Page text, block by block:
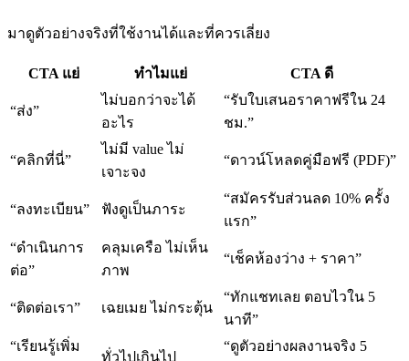
มาดูตัวอย่างจริงที่ใช้งานได้และที่ควรเลี่ยง
CTA แย่ ทำไมแย่ CTA ดี
“ส่ง”
ไม่บอกว่าจะได้
อะไร
“รับใบเสนอราคาฟรีใน 24
ชม.”
“คลิกที่นี่”
ไม่มี value ไม่
เจาะจง
“ดาวน์โหลดคู่มือฟรี (PDF)”
“ลงทะเบียน” ฟังดูเป็นภาระ
“สมัครรับส่วนลด 10% ครั้ง
แรก”
“ดำเนินการ
ต่อ”
คลุมเครือ ไม่เห็น
ภาพ
“เช็คห้องว่าง + ราคา”
“ติดต่อเรา” เฉยเมย ไม่กระตุ้น
“ทักแชทเลย ตอบไวใน 5
นาที”
“เรียนรู้เพิ่ม
ทั่วไปเกินไป
“ดูตัวอย่างผลงานจริง 5